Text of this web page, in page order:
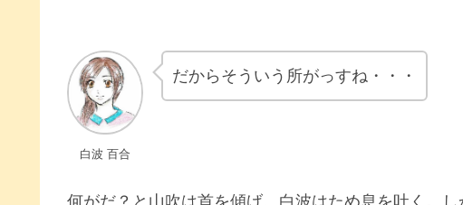
白波 百合
だからそういう所がっすね・・・
何がだ？と山吹は首を傾げ、白波はため息を吐く。